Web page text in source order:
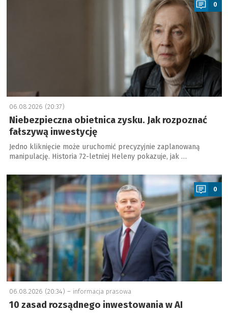
0
06.08.2026 (20:37)
Niebezpieczna obietnica zysku. Jak rozpoznać
fałszywą inwestycję
Jedno kliknięcie może uruchomić precyzyjnie zaplanowaną
manipulację. Historia 72-letniej Heleny pokazuje, jak …
a
0
06.08.2026 (20:34) – informacja prasowa
10 zasad rozsądnego inwestowania w AI